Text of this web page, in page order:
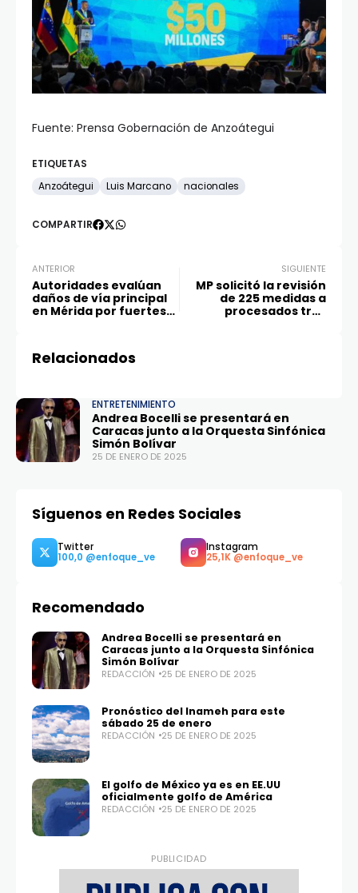
Fuente: Prensa Gobernación de Anzoátegui
ETIQUETAS
Anzoátegui
Luis Marcano nacionales
COMPARTIR
ANTERIOR
Autoridades evalúan
daños de vía principal
en Mérida por fuertes
SIGUIENTE
MP solicitó la revisión
de 225 medidas a
procesados tras
Relacionados
ENTRETENIMIENTO
Andrea Bocelli se presentará en
Caracas junto a la Orquesta Sinfónica
Simón Bolívar
25 DE ENERO DE 2025
Síguenos en Redes Sociales
Twitter
100,0
Instagram
Recomendado
Andrea Bocelli se presentará en
Caracas junto a la Orquesta Sinfónica
Simón Bolívar
REDACCIÓN 25 DE ENERO DE 2025
Pronóstico del Inameh para este
sábado 25 de enero
REDACCIÓN 25 DE ENERO DE 2025
El golfo de México ya es en EE.UU
oficialmente golfo de América
REDACCIÓN 25 DE ENERO DE 2025
PUBLICIDAD